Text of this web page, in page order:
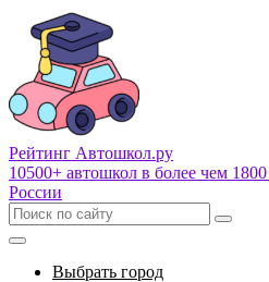
Рейтинг Автошкол.ру
10500+ автошкол в более чем
России
Выбрать город